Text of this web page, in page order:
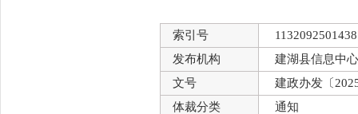
索引号
发布机构
建湖县信息中心
文号
建政办发〔
体裁分类
通知